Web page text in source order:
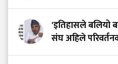
'इतिहासले बलियो
संघ अहिले